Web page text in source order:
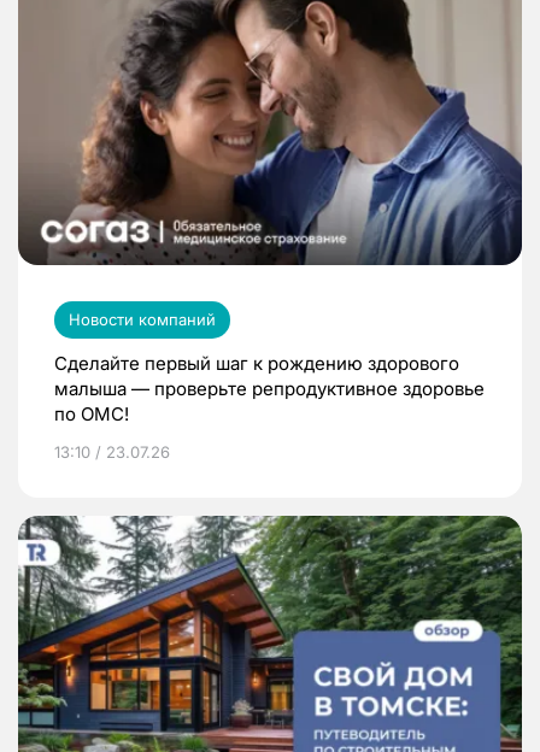
Новости компаний
Сделайте первый шаг к рождению здорового
малыша — проверьте репродуктивное здоровье
по ОМС!
13:10 / 23.07.26